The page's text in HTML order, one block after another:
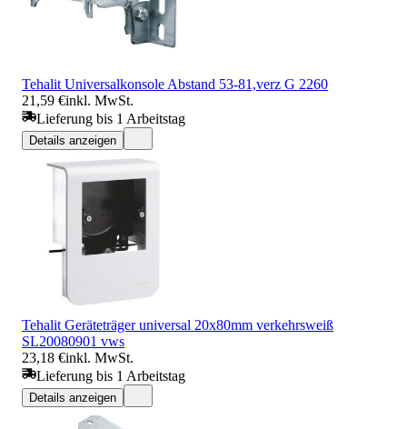
Tehalit Universalkonsole Abstand 53-81,verz G 2260
21,59 €inkl. MwSt.
Lieferung bis 1 Arbeitstag
Details anzeigen
Tehalit Geräteträger universal 20x80mm verkehrsweiß
SL20080901 vws
23,18 €inkl. MwSt.
Lieferung bis 1 Arbeitstag
Details anzeigen